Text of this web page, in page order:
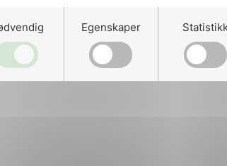
Egenskaper